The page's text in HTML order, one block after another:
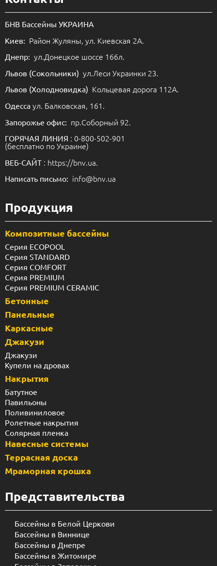
БНВ Бассейны УКРАИНА
Киев: Район Жуляны, ул. Киевская 2А.
Днепр: ул.Донецкое шоссе 166л.
Львов (Сокольники) ул.Леси Украинки 23.
Львов (Холодновидка) Кольцевая дорога 112А.
Одесса ул. Балковская, 161.
Запорожье офис: пр.Соборный 92.
ГОРЯЧАЯ ЛИНИЯ : 0-800-502-901
(бесплатно по Украине)
ВЕБ-САЙТ : https://bnv.ua.
Написать письмо: info@bnv.ua
Продукция
Композитные бассейны
Серия ECOPOOL
Серия STANDARD
Серия COMFORT
Серия PREMIUM
Серия PREMIUM CERAMIC
Бетонные
Панельные
Каркасные
Джакузи
Джакузи
Купели на дровах
Накрытия
Батутное
Павильоны
Поливиниловое
Ролетные накрытия
Солярная пленка
Навесные системы
Террасная доска
Мраморная крошка
Представительства
Бассейны в Белой Церкови
Бассейны в Виннице
Бассейны в Днепре
Бассейны в Житомире